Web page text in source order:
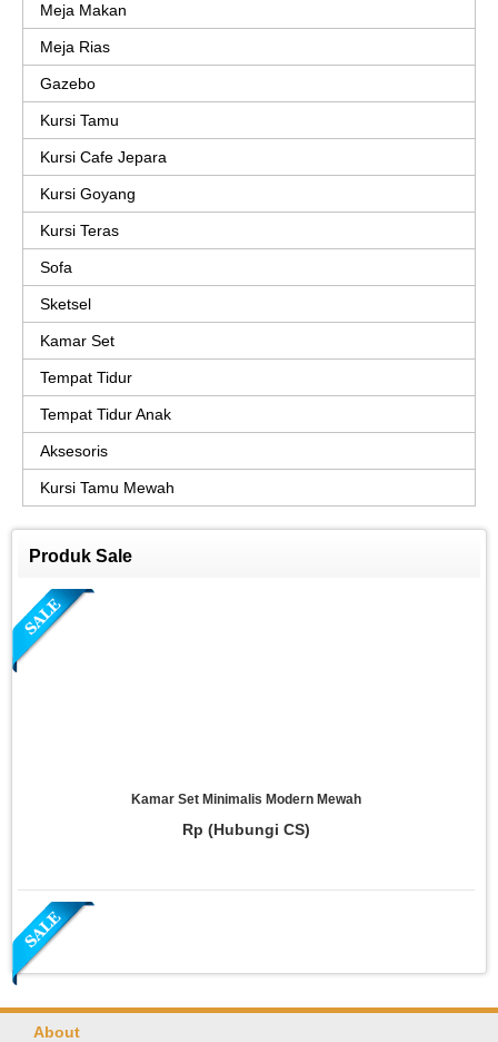
Meja Makan
Meja Rias
Gazebo
Kursi Tamu
Kursi Cafe Jepara
Kursi Goyang
Kursi Teras
Sofa
Sketsel
Kamar Set
Tempat Tidur
Tempat Tidur Anak
Aksesoris
Kursi Tamu Mewah
Produk Sale
Kamar Set Minimalis Modern Mewah
Rp (Hubungi CS)
About